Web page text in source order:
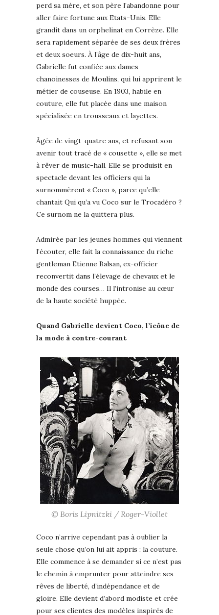
perd sa mère, et son père l’abandonne pour
aller faire fortune aux Etats-Unis. Elle
grandit dans un orphelinat en Corrèze. Elle
sera rapidement séparée de ses deux frères
et deux soeurs. À l’âge de dix-huit ans,
Gabrielle fut confiée aux dames
chanoinesses de Moulins, qui lui apprirent le
métier de couseuse. En 1903, habile en
couture, elle fut placée dans une maison
spécialisée en trousseaux et layettes.
Âgée de vingt-quatre ans, et refusant son
avenir tout tracé de « cousette », elle se met
à rêver de music-hall. Elle se produisit en
spectacle devant les officiers qui la
surnommèrent « Coco », parce qu’elle
chantait Qui qu’a vu Coco sur le Trocadéro ?
Ce surnom ne la quittera plus.
Admirée par les jeunes hommes qui viennent
l’écouter, elle fait la connaissance du riche
gentleman Etienne Balsan, ex-officier
reconvertit dans l’élevage de chevaux et le
monde des courses… Il l’intronise au cœur
de la haute société huppée.
Quand Gabrielle devient Coco, l’icône de
la mode à contre-courant
© Boris Lipnitzki / Roger-Viollet
Coco n’arrive cependant pas à oublier la
seule chose qu’on lui ait appris : la couture.
Elle commence à se demander si ce n’est pas
le chemin à emprunter pour atteindre ses
rêves de liberté, d’indépendance et de
gloire. Elle devient d’abord modiste et crée
pour ses clientes des modèles inspirés de